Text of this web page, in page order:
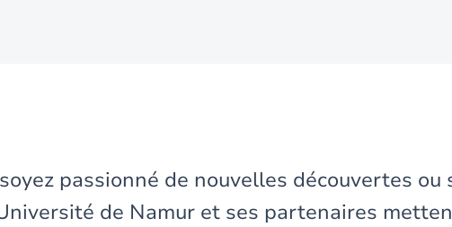
passionné de nouvelles découvertes
de Namur et ses partenaires